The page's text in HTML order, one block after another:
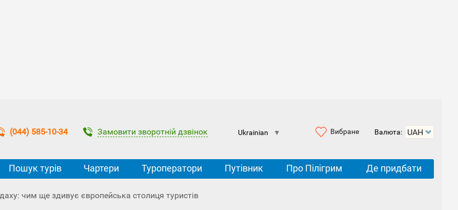
(044) 585-10-34 Замовити зворотній дзвінок Ukrainian ▼ Вибране Валюта:
Пошук турів Чартери Туроператори Путівник Про Пілігрим Де придбати
чим ще здивує європейська столиця туристів